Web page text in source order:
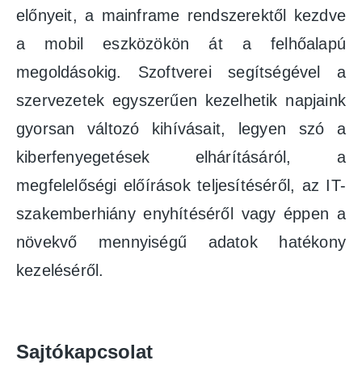
előnyeit, a mainframe rendszerektől kezdve
a mobil eszközökön át a felhőalapú
megoldásokig. Szoftverei segítségével a
szervezetek egyszerűen kezelhetik napjaink
gyorsan változó kihívásait, legyen szó a
kiberfenyegetések elhárításáról, a
megfelelőségi előírások teljesítéséről, az IT-
szakemberhiány enyhítéséről vagy éppen a
növekvő mennyiségű adatok hatékony
kezeléséről.
Sajtókapcsolat